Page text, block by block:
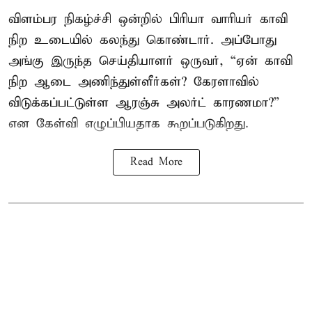
விளம்பர நிகழ்ச்சி ஒன்றில் பிரியா வாரியர் காவி
நிற உடையில் கலந்து கொண்டார். அப்போது
அங்கு இருந்த செய்தியாளர் ஒருவர், “ஏன் காவி
நிற ஆடை அணிந்துள்ளீர்கள்? கேரளாவில்
விடுக்கப்பட்டுள்ள ஆரஞ்சு அலர்ட் காரணமா?”
என கேள்வி எழுப்பியதாக கூறப்படுகிறது.
Read More